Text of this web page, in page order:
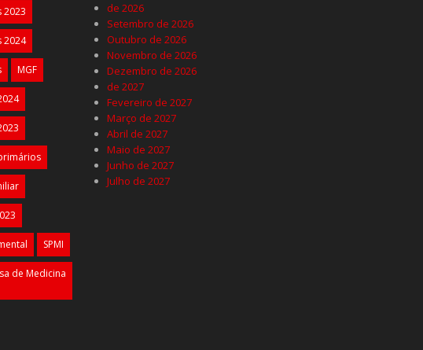
2023
2024
MGF
SPMI
de Medicina
de 2026
Setembro de 2026
Outubro de 2026
Novembro de 2026
Dezembro de 2026
de 2027
Fevereiro de 2027
Março de 2027
Abril de 2027
Maio de 2027
Junho de 2027
Julho de 2027